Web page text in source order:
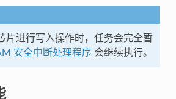
片进行写入操作时，任务会完全暂
安全中断处理程序 会继续执行。